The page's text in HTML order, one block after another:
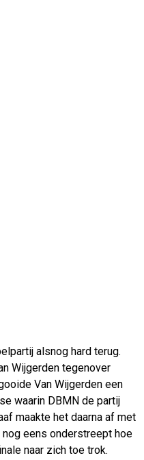
alsnog hard terug.
Wijgerden tegenover
Van Wijgerden een
waarin DBMN de partij
maakte het daarna af met
eens onderstreept hoe
naar zich toe trok.